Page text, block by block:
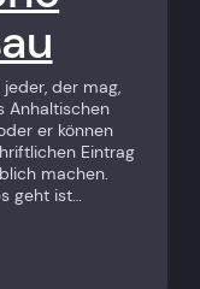
der mag,
Anhaltischen
er können
Eintrag
machen.
geht ist…